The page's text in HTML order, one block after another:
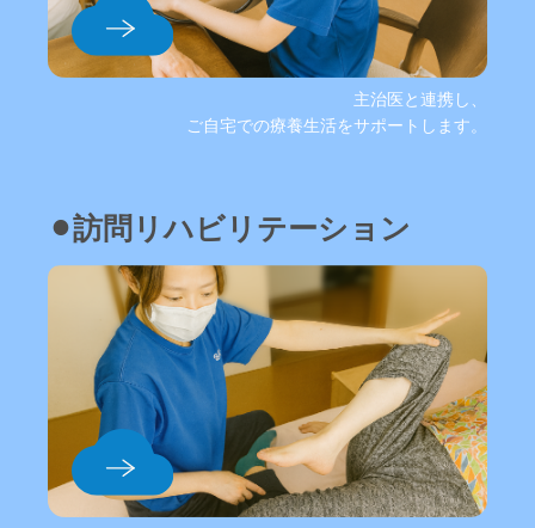
主治医と連携し、
ご自宅での療養生活をサポートします。
⚫︎訪問リハビリテーション